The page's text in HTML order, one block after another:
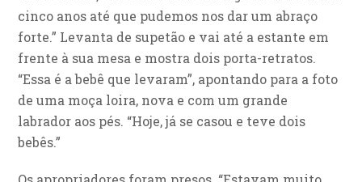
cinco anos até que pudemos nos dar um abraço
forte.” Levanta de supetão e vai até a estante em
frente à sua mesa e mostra dois porta-retratos.
“Essa é a bebê que levaram”, apontando para a foto
de uma moça loira, nova e com um grande
labrador aos pés. “Hoje, já se casou e teve dois
bebês.”